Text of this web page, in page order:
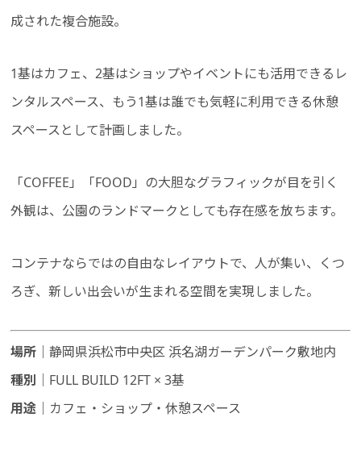
成された複合施設。
1基はカフェ、2基はショップやイベントにも活用できるレ
ンタルスペース、もう1基は誰でも気軽に利用できる休憩
スペースとして計画しました。
「COFFEE」「FOOD」の大胆なグラフィックが目を引く
外観は、公園のランドマークとしても存在感を放ちます。
コンテナならではの自由なレイアウトで、人が集い、くつ
ろぎ、新しい出会いが生まれる空間を実現しました。
場所 ｜静岡県浜松市中央区 浜名湖ガーデンパーク敷地内
種別 ｜FULL BUILD 12FT × 3基
用途 ｜カフェ・ショップ・休憩スペース